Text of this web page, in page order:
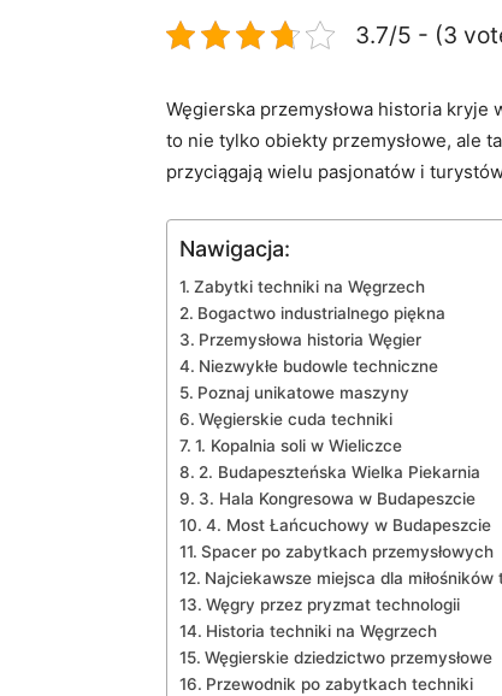
3.7/5 - (3
Węgierska przemysłowa historia kryje
to nie tylko obiekty przemysłowe, ale
przyciągają wielu pasjonatów i
Nawigacja:
Zabytki techniki na Węgrzech
Bogactwo industrialnego piękna
Przemysłowa historia Węgier
Niezwykłe budowle techniczne
Poznaj unikatowe maszyny
Węgierskie cuda techniki
1. Kopalnia soli w Wieliczce
2. Budapeszteńska Wielka Piekarnia
3. Hala Kongresowa w Budapeszcie
4. Most Łańcuchowy w Budapeszcie
Spacer po zabytkach przemysłowych
Najciekawsze miejsca dla miłośników
Węgry przez pryzmat technologii
Historia techniki na Węgrzech
Węgierskie dziedzictwo przemysłowe
Przewodnik po zabytkach techniki